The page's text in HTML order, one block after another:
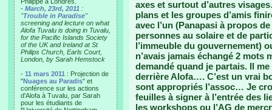
- March, 23rd, 2011 :
"Trouble in Paradise"
screening and lecture on what
Alofa Tuvalu is doing in Tuvalu,
for the Pacific Islands Society
of the UK and Ireland at St
Philips Church, Earls Court,
London, by Sarah Hemstock
- 11 mars 2011 : Projection de
"Nuages au Paradis" et
conférence sur les actions
d'Alofa à Tuvalu, par Sarah
pour les étudiants de
axes et surtout d’autres
plans et les groupes d’amis
avec l’un (Panapasi à propos
personnes au solaire et de
l’immeuble du gouvernement)
n’avais jamais échangé 2 mots
demandé quand je partais. Il
derrière Alofa…. C’est un vrai
sont appropriés l’assoc… Je
feuilles à signer à l’entrée des
les workshops ou l’AG de